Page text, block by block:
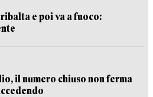
ribalta e poi va a fuoco:
il numero chiuso non ferma